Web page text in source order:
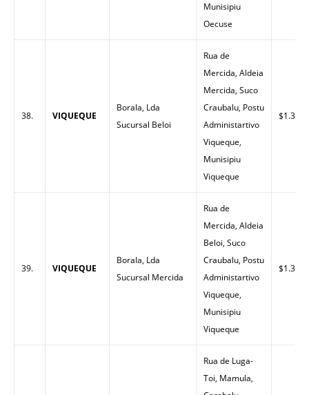
Munisipiu
Oecuse
38. VIQUEQUE
Borala, Lda
Sucursal Beloi
Rua de
Mercida, Aldeia
Mercida, Suco
Craubalu, Postu
Administartivo
Viqueque,
Munisipiu
Viqueque
$1.32
39. VIQUEQUE
Borala, Lda
Sucursal Mercida
Rua de
Mercida, Aldeia
Beloi, Suco
Craubalu, Postu
Administartivo
Viqueque,
Munisipiu
Viqueque
$1.32
Rua de Luga-
Toi, Mamula,